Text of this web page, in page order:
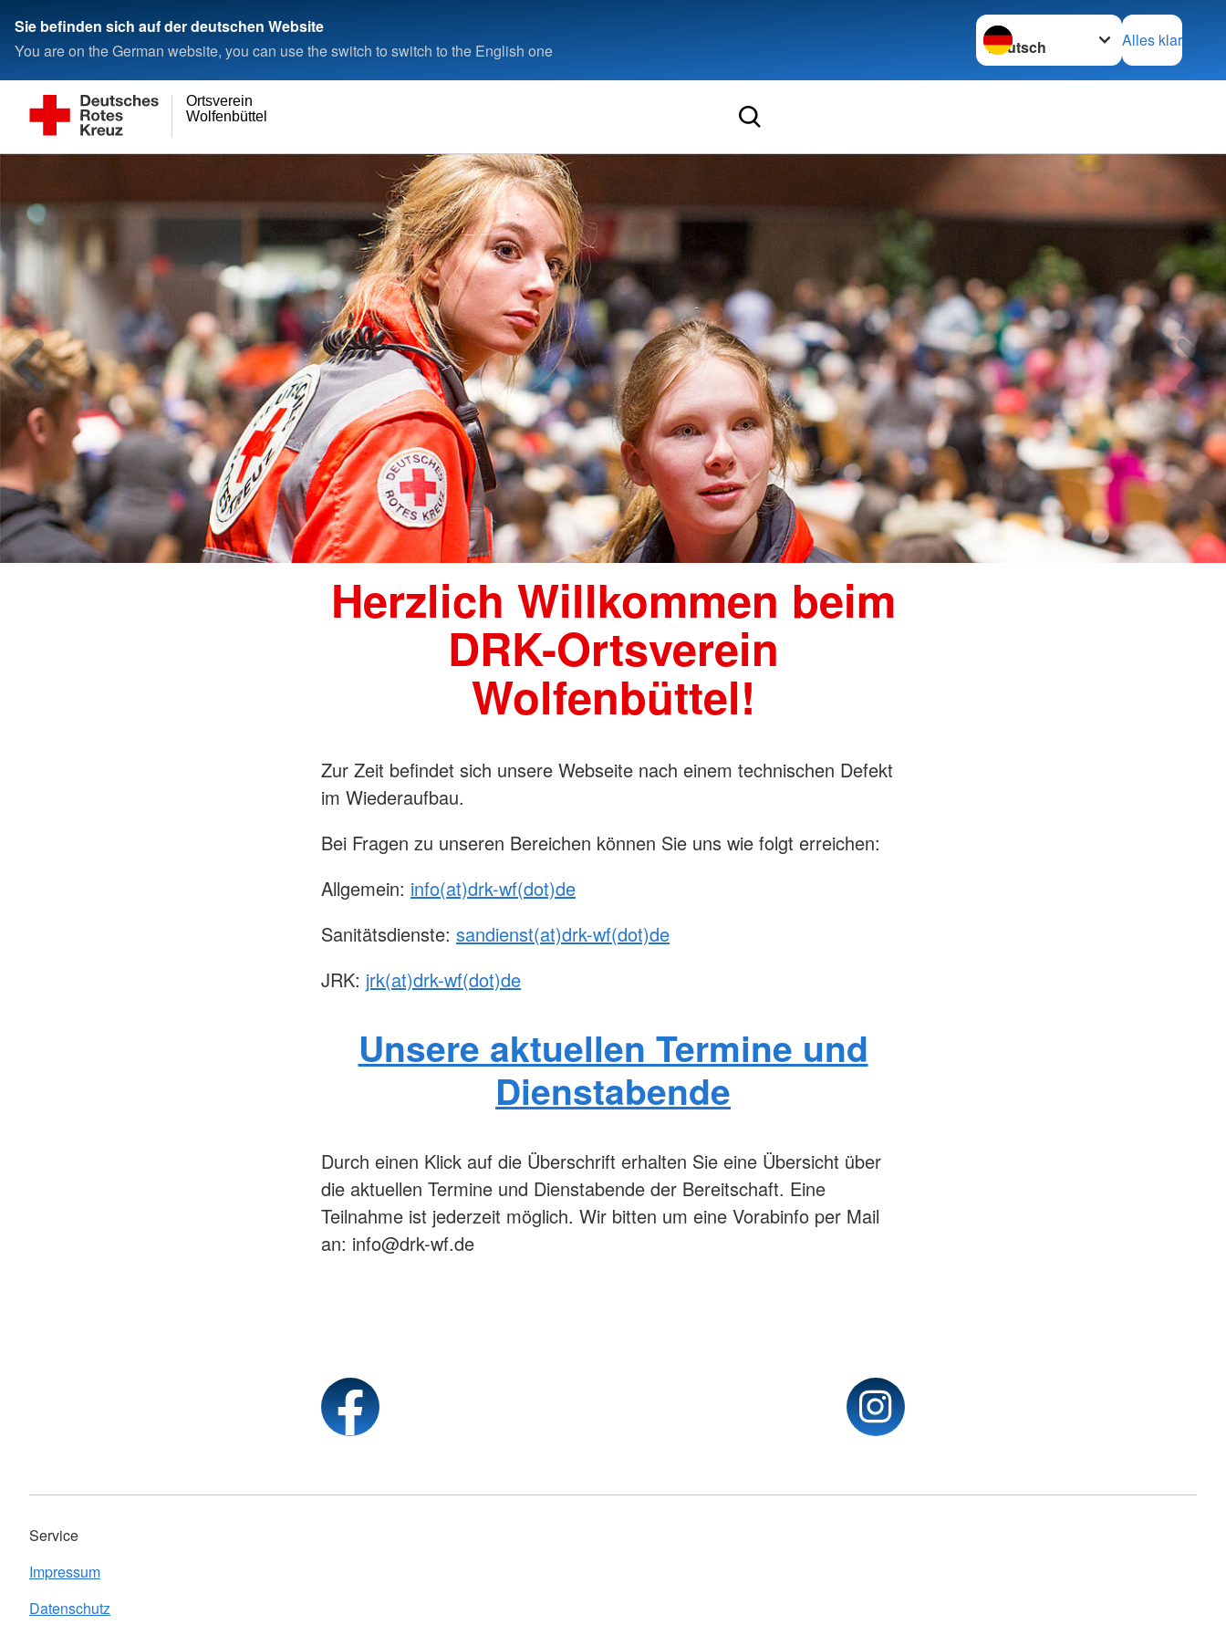
Sie befinden sich auf der deutschen Website
You are on the German website, you can use the switch to switch to the English one
Sprache wechseln zu
Alles klar
Wolfenbüttel
Ortsverein
Herzlich Willkommen beim
DRK-Ortsverein
Wolfenbüttel!
Zur Zeit befindet sich unsere Webseite nach einem technischen Defekt
im Wiederaufbau.
Bei Fragen zu unseren Bereichen können Sie uns wie folgt erreichen:
Allgemein: info(at)drk-wf(dot)de
Sanitätsdienste: sandienst(at)drk-wf(dot)de
JRK: jrk(at)drk-wf(dot)de
Unsere aktuellen Termine und
Dienstabende
Durch einen Klick auf die Überschrift erhalten Sie eine Übersicht über
die aktuellen Termine und Dienstabende der Bereitschaft. Eine
Teilnahme ist jederzeit möglich. Wir bitten um eine Vorabinfo per Mail
an: info@drk-wf.de
Service
Impressum
Datenschutz